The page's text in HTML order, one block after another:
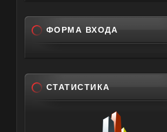
ФОРМА ВХОДА
СТАТИСТИКА